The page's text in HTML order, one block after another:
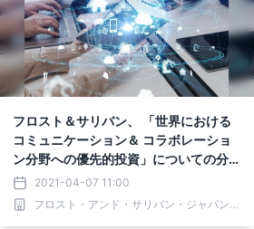
フロスト＆サリバン、 「世界における
コミュニケーション＆ コラボレーショ
ン分野への優先的投資」についての分
析を発表2021-04-07 11:00
フロスト・アンド・サリバン・ジャパン 株式会社